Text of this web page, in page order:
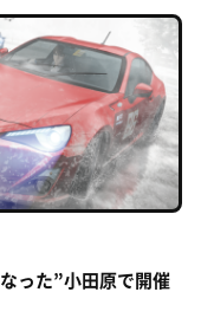
った”小田原で開催